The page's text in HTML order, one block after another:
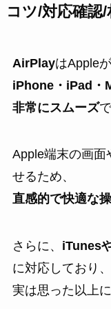
コツ/対応確認
AirPlayはApple
iPhone・iPad・
非常にスムーズ
Apple端末の画面
せるため、
直感的で快適な
さらに、 iTunes
に対応しており、
実は思った以上